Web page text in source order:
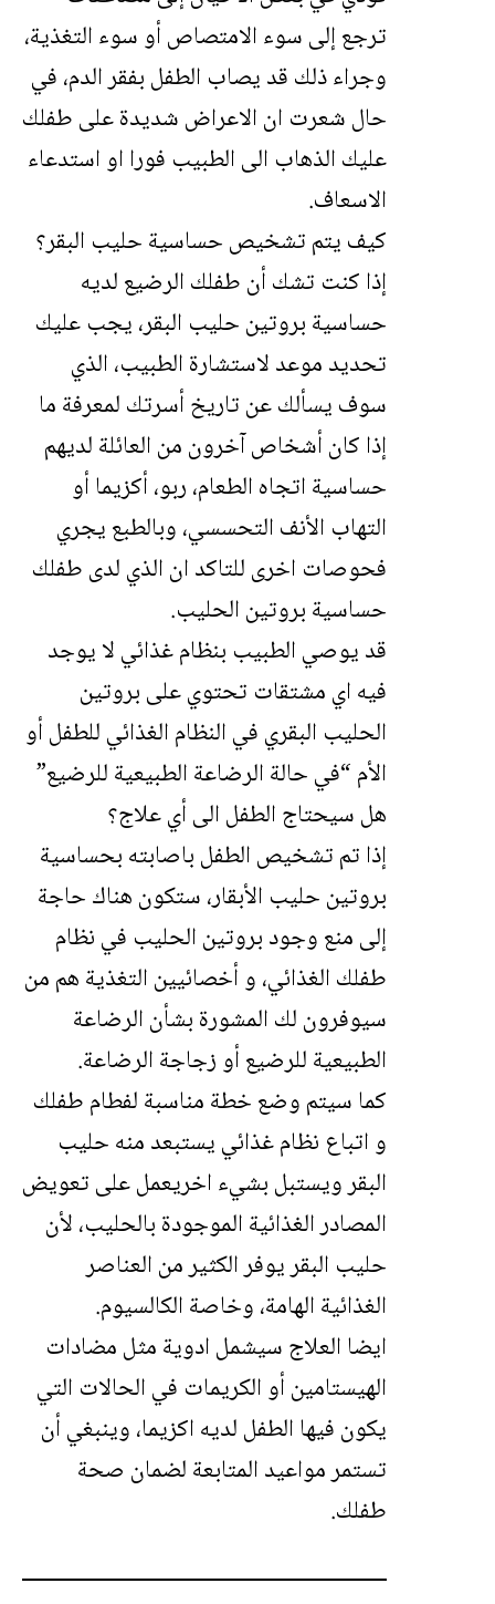
ترجع إلى سوء الامتصاص أو سوء التغذية،
وجراء ذلك قد يصاب الطفل بفقر الدم، في
حال شعرت ان الاعراض شديدة على طفلك
عليك الذهاب الى الطبيب فورا او استدعاء
الاسعاف.
كيف يتم تشخيص حساسية حليب البقر؟
إذا كنت تشك أن طفلك الرضيع لديه
حساسية بروتين حليب البقر، يجب عليك
تحديد موعد لاستشارة الطبيب، الذي
سوف يسألك عن تاريخ أسرتك لمعرفة ما
إذا كان أشخاص آخرون من العائلة لديهم
حساسية اتجاه الطعام، ربو، أكزيما أو
التهاب الأنف التحسسي، وبالطبع يجري
فحوصات اخرى للتاكد ان الذي لدى طفلك
حساسية بروتين الحليب.
قد يوصي الطبيب بنظام غذائي لا يوجد
فيه اي مشتقات تحتوي على بروتين
الحليب البقري في النظام الغذائي للطفل أو
الأم “في حالة الرضاعة الطبيعية للرضيع”
هل سيحتاج الطفل الى أي علاج؟
إذا تم تشخيص الطفل باصابته بحساسية
بروتين حليب الأبقار، ستكون هناك حاجة
إلى منع وجود بروتين الحليب في نظام
طفلك الغذائي، و أخصائيين التغذية هم من
سيوفرون لك المشورة بشأن الرضاعة
الطبيعية للرضيع أو زجاجة الرضاعة.
كما سيتم وضع خطة مناسبة لفطام طفلك
و اتباع نظام غذائي يستبعد منه حليب
البقر ويستبل بشيء اخريعمل على تعويض
المصادر الغذائية الموجودة بالحليب، لأن
حليب البقر يوفر الكثير من العناصر
الغذائية الهامة، وخاصة الكالسيوم.
ايضا العلاج سيشمل ادوية مثل مضادات
الهيستامين أو الكريمات في الحالات التي
يكون فيها الطفل لديه اكزيما، وينبغي أن
تستمر مواعيد المتابعة لضمان صحة
طفلك.